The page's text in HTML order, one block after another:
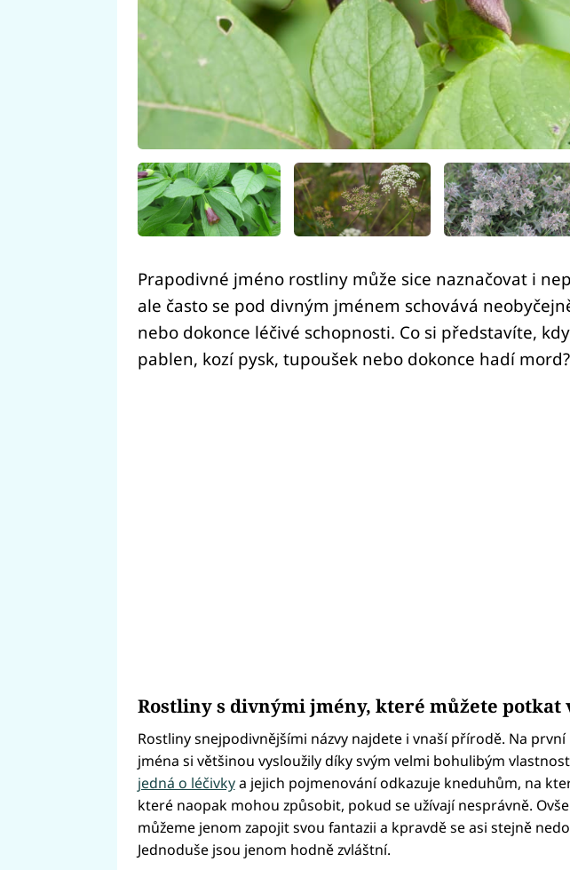
Prapodivné jméno rostliny může sice naznačovat i
ale často se pod divným jménem schovává
nebo dokonce léčivé schopnosti. Co si představíte,
pablen, kozí pysk, tupoušek nebo dokonce hadí mord?
Rostliny s divnými jmény, které můžete potkat
Rostliny snejpodivnějšími názvy najdete i vnaší přírodě. Na
jména si většinou vysloužily díky svým velmi bohulibým
jedná o léčivkya jejich pojmenování odkazuje kneduhům, na
které naopak mohou způsobit, pokud se užívají nesprávně.
můžeme jenom zapojit svou fantazii a kpravdě se asi stejně
Jednoduše jsou jenom hodně zvláštní.